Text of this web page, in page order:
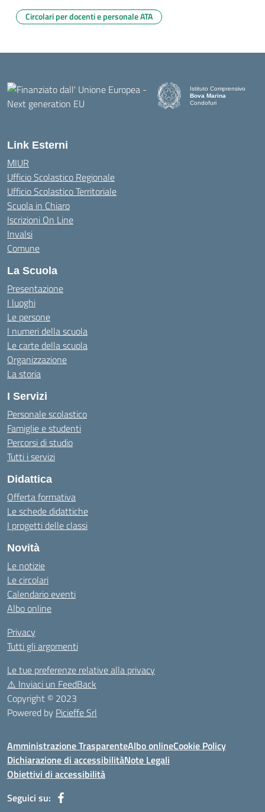
Circolari per docenti e personale ATA
Istituto Comprensivo
Bova Marina
Condofuri
Link Esterni
MIUR
Ufficio Scolastico Regionale
Ufficio Scolastico Territoriale
Scuola in Chiaro
Iscrizioni On Line
Invalsi
Comune
La Scuola
Presentazione
I luoghi
Le persone
I numeri della scuola
Le carte della scuola
Organizzazione
La storia
I Servizi
Personale scolastico
Famiglie e studenti
Percorsi di studio
Tutti i servizi
Didattica
Offerta formativa
Le schede didattiche
I progetti delle classi
Novità
Le notizie
Le circolari
Calendario eventi
Albo online
Privacy
Tutti gli argomenti
Le tue preferenze relative alla privacy
⚠️ Inviaci un FeedBack
Copyright © 2023
Powered by Picieffe Srl
Amministrazione TrasparenteAlbo onlineCookie Policy
Dichiarazione di accessibilitàNote Legali
Obiettivi di accessibilità
Seguici su: